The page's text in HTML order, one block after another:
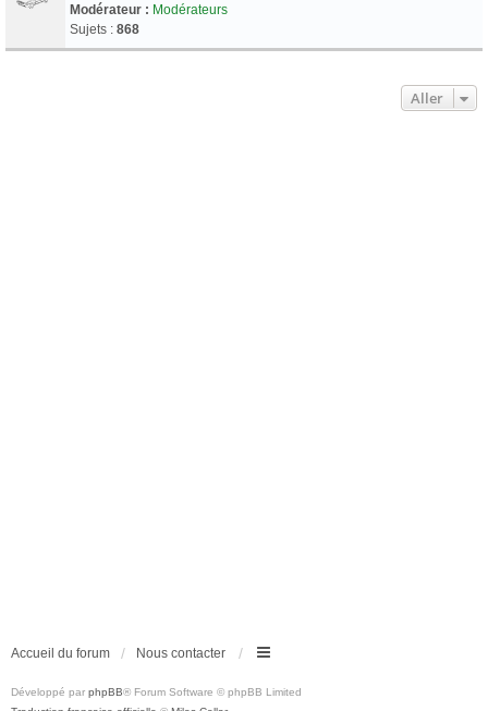
Modérateur : Modérateurs
Sujets : 868
Aller
Accueil du forum Nous contacter
Développé par phpBB® Forum Software © phpBB Limited